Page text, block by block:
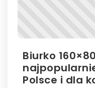
Biurko
Polsce i dla